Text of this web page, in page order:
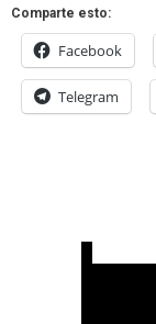
Comparte esto:
Facebook
Telegram